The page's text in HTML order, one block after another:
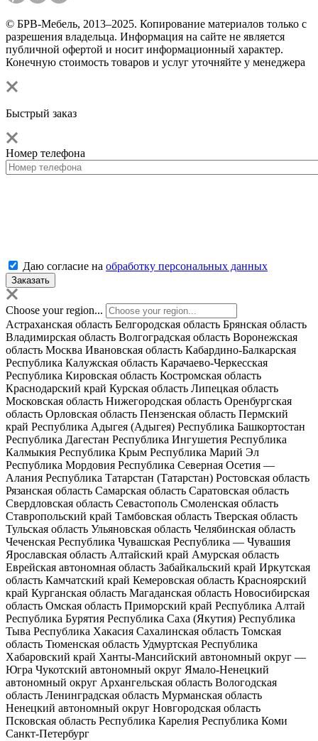
© БРВ-Мебель, 2013–2025. Копирование материалов только с
разрешения владельца. Информация на сайте не является
публичной офертой и носит информационный характер.
Конечную стоимость товаров и услуг уточняйте у менеджера
Быстрый заказ
Номер телефона
Даю согласие на обработку персональных данных
Choose your region...
Астраханская область Белгородская область Брянская область
Владимирская область Волгоградская область Воронежская
область Москва Ивановская область Кабардино-Балкарская
Республика Калужская область Карачаево-Черкесская
Республика Кировская область Костромская область
Краснодарский край Курская область Липецкая область
Московская область Нижегородская область Оренбургская
область Орловская область Пензенская область Пермский
край Республика Адыгея (Адыгея) Республика Башкортостан
Республика Дагестан Республика Ингушетия Республика
Калмыкия Республика Крым Республика Марий Эл
Республика Мордовия Республика Северная Осетия —
Алания Республика Татарстан (Татарстан) Ростовская область
Рязанская область Самарская область Саратовская область
Свердловская область Севастополь Смоленская область
Ставропольский край Тамбовская область Тверская область
Тульская область Ульяновская область Челябинская область
Чеченская Республика Чувашская Республика — Чувашия
Ярославская область Алтайский край Амурская область
Еврейская автономная область Забайкальский край Иркутская
область Камчатский край Кемеровская область Красноярский
край Курганская область Магаданская область Новосибирская
область Омская область Приморский край Республика Алтай
Республика Бурятия Республика Саха (Якутия) Республика
Тыва Республика Хакасия Сахалинская область Томская
область Тюменская область Удмуртская Республика
Хабаровский край Ханты-Мансийский автономный округ —
Югра Чукотский автономный округ Ямало-Ненецкий
автономный округ Архангельская область Вологодская
область Ленинградская область Мурманская область
Ненецкий автономный округ Новгородская область
Псковская область Республика Карелия Республика Коми
Санкт-Петербург